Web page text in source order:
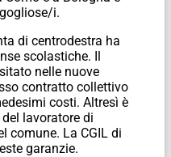
i.
di centrodestra ha
scolastiche. Il
nelle nuove
contratto collettivo
costi. Altresì è
lavoratore di
comune. La CGIL di
garanzie.